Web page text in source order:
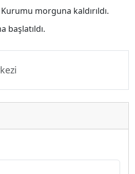
morguna kaldırıldı.
başlatıldı.